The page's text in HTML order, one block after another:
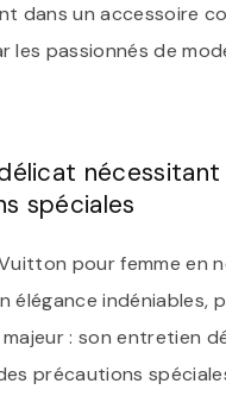
dans un accessoire
les passionnés de
nécessitant
spéciales
pour femme en
élégance indéniables,
: son entretien
précautions